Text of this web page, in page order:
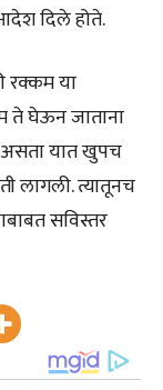
दिले होते.
रक्कम या
घेऊन जाताना
यात खुपच
लागली. त्यातूनच
सविस्तर